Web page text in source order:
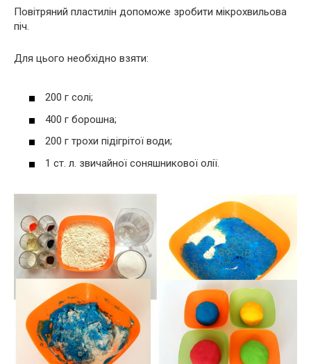
Повітряний пластилін допоможе зробити мікрохвильова
піч.
Для цього необхідно взяти:
200 г солі;
400 г борошна;
200 г трохи підігрітої води;
1 ст. л. звичайної соняшникової олії.